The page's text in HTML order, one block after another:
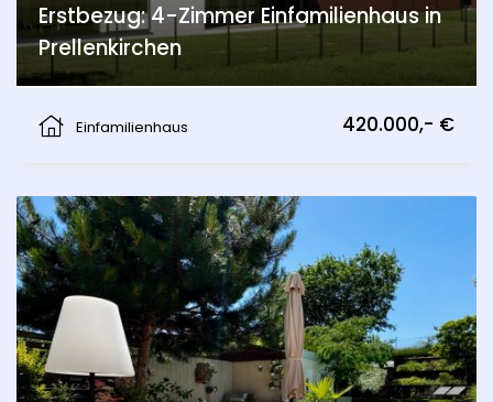
Erstbezug: 4-Zimmer Einfamilienhaus in
Prellenkirchen
Einfamilienhaus
420.000,- €